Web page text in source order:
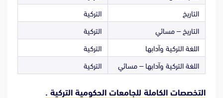
التاريخ التركية
التاريخ – مسائي التركية
اللغة التركية وآدابها التركية
اللغة التركية وآدابها – مسائي التركية
التخصصات الكاملة للجامعات الحكومية التركية .